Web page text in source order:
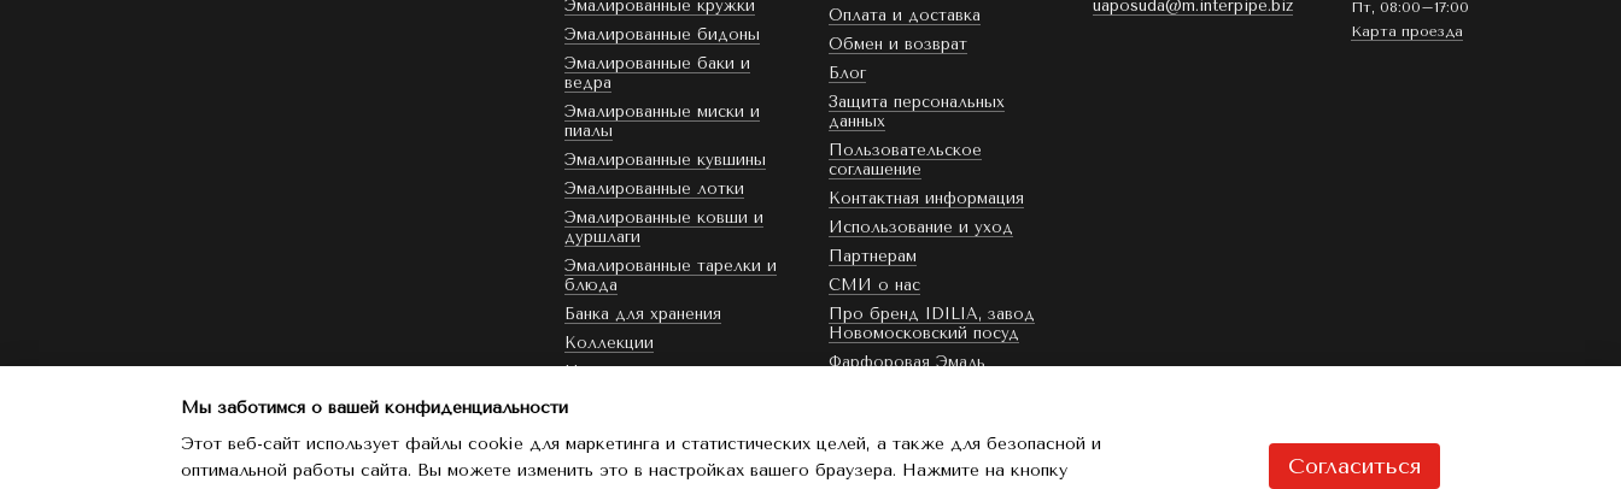
Эмалированные кружки
Эмалированные бидоны
Эмалированные баки и
ведра
Эмалированные миски и
пиалы
Эмалированные кувшины
Эмалированные лотки
Эмалированные ковши и
дуршлаги
Эмалированные тарелки и
блюда
Банка для хранения
Коллекции
Цвет эмали
Оплата и доставка
Обмен и возврат
Блог
Защита персональных
данных
Пользовательское
соглашение
Контактная информация
Использование и уход
Партнерам
СМИ о нас
Про бренд IDILIA, завод
Новомосковский посуд
Фарфоровая Эмаль
Мы в соцсетях
uaposuda@m.interpipe.biz
Пт, 08:00–17:00
Карта проезда
Мы заботимся о вашей конфиденциальности
Этот веб-сайт использует файлы cookie для маркетинга и статистических целей, а также для безопасной и
оптимальной работы сайта. Вы можете изменить это в настройках вашего браузера. Нажмите на кнопку
Согласиться